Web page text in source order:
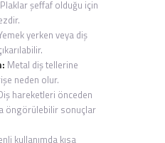
Plaklar şeffaf olduğu için
yerken veya diş
Metal diş tellerine
neden olur.
hareketleri önceden
öngörülebilir sonuçlar
kullanımda kısa